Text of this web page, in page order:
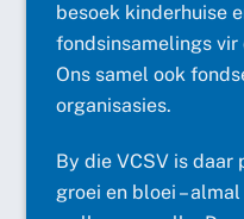
besoek kinderhuise
fondsinsamelings vir
Ons samel ook
organisasies.
By die VCSV is
groei en bloei –